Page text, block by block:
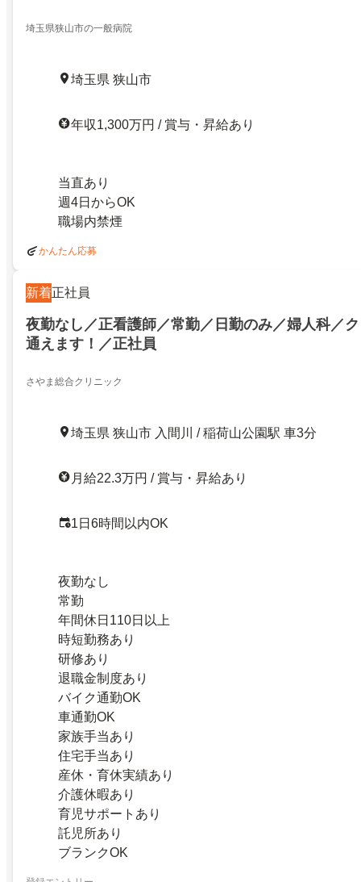
埼玉県狭山市の一般病院
埼玉県 狭山市
年収1,300万円 / 賞与・昇給あり
当直あり
週4日からOK
職場内禁煙
かんたん応募
新着正社員
夜勤なし／正看護師／常勤／日勤のみ／婦人科／
通えます！／正社員
さやま総合クリニック
埼玉県 狭山市 入間川 / 稲荷山公園駅 車3分
月給22.3万円 / 賞与・昇給あり
1日6時間以内OK
夜勤なし
常勤
年間休日110日以上
時短勤務あり
研修あり
退職金制度あり
バイク通勤OK
車通勤OK
家族手当あり
住宅手当あり
産休・育休実績あり
介護休暇あり
育児サポートあり
託児所あり
ブランクOK